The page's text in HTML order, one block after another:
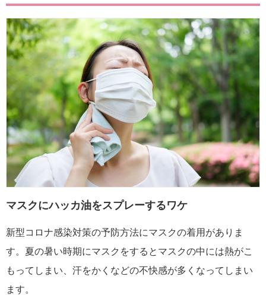
マスクにハッカ油をスプレーするワケ
新型コロナ感染対策の予防方法にマスクの着用がありま
す。夏の暑い時期にマスクをするとマスクの中には熱がこ
もってしまい、汗をかくなどの不快感が多くなってしまい
ます。